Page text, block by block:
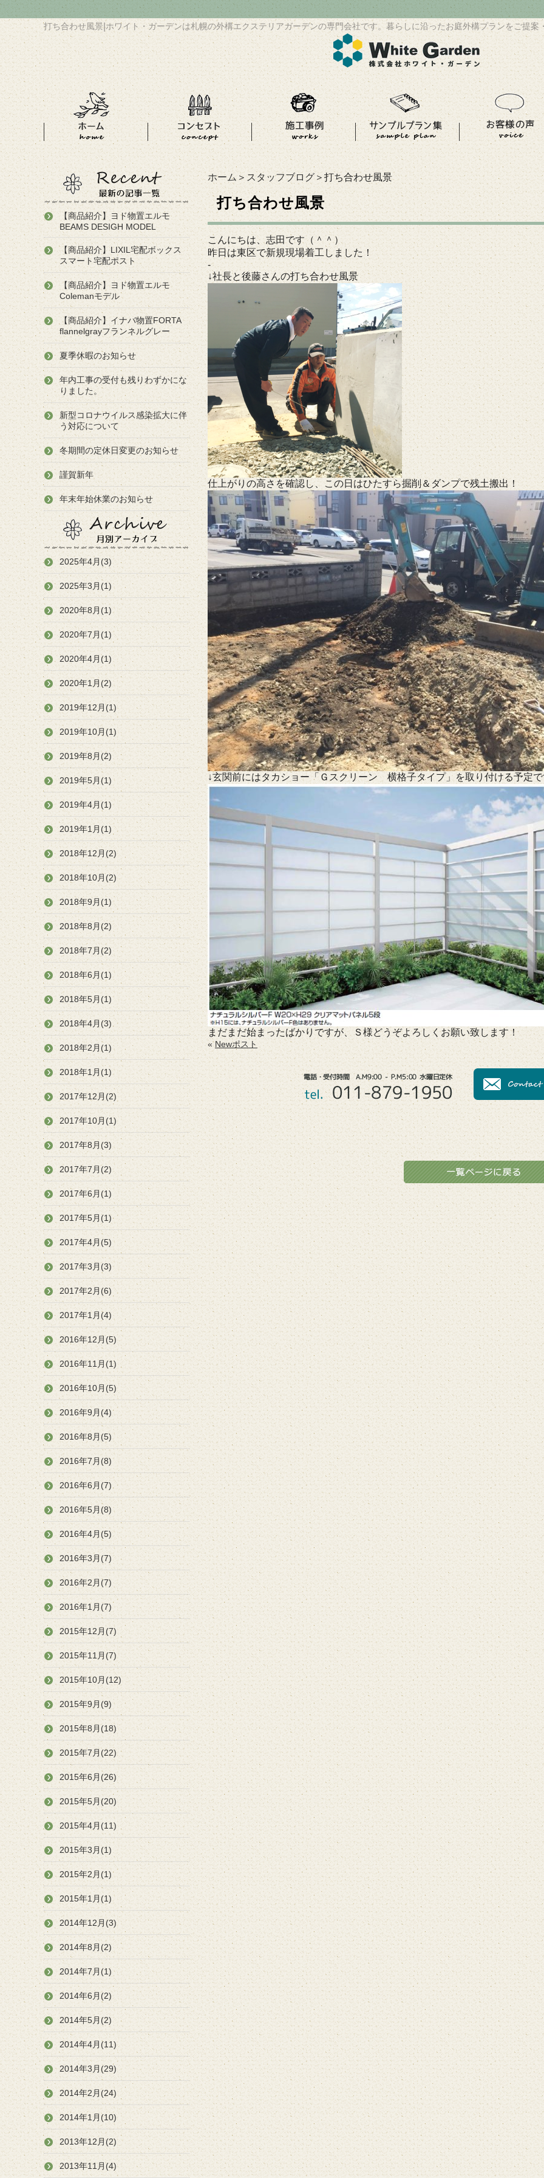
打ち合わせ風景|ホワイト・ガーデンは札幌の外構エクステリアガーデンの専門会社です。暮らしに沿ったお庭外構プランをご提案
ホーム＞ スタッフブログ＞打ち合わせ風景
打ち合わせ風景
こんにちは、志田です（＾＾）
昨日は東区で新規現場着工しました！
-
↓社長と後藤さんの打ち合わせ風景
仕上がりの高さを確認し、この日はひたすら掘削＆ダンプで残土搬出！
↓玄関前にはタカショー「Ｇスクリーン 横格子タイプ」を取り付ける予定
まだまだ始まったばかりですが、Ｓ様どうぞよろしくお願い致します！
«Newポスト
【商品紹介】ヨド物置エルモ
BEAMS DESIGH MODEL
【商品紹介】LIXIL宅配ボックス
スマート宅配ポスト
【商品紹介】ヨド物置エルモ
Colemanモデル
【商品紹介】イナバ物置FORTA
flannelgrayフランネルグレー
夏季休暇のお知らせ
年内工事の受付も残りわずかにな
りました。
新型コロナウイルス感染拡大に伴
う対応について
冬期間の定休日変更のお知らせ
謹賀新年
年末年始休業のお知らせ
2025年4月(3)
2025年3月(1)
2020年8月(1)
2020年7月(1)
2020年4月(1)
2020年1月(2)
2019年12月(1)
2019年10月(1)
2019年8月(2)
2019年5月(1)
2019年4月(1)
2019年1月(1)
2018年12月(2)
2018年10月(2)
2018年9月(1)
2018年8月(2)
2018年7月(2)
2018年6月(1)
2018年5月(1)
2018年4月(3)
2018年2月(1)
2018年1月(1)
2017年12月(2)
2017年10月(1)
2017年8月(3)
2017年7月(2)
2017年6月(1)
2017年5月(1)
2017年4月(5)
2017年3月(3)
2017年2月(6)
2017年1月(4)
2016年12月(5)
2016年11月(1)
2016年10月(5)
2016年9月(4)
2016年8月(5)
2016年7月(8)
2016年6月(7)
2016年5月(8)
2016年4月(5)
2016年3月(7)
2016年2月(7)
2016年1月(7)
2015年12月(7)
2015年11月(7)
2015年10月(12)
2015年9月(9)
2015年8月(18)
2015年7月(22)
2015年6月(26)
2015年5月(20)
2015年4月(11)
2015年3月(1)
2015年2月(1)
2015年1月(1)
2014年12月(3)
2014年8月(2)
2014年7月(1)
2014年6月(2)
2014年5月(2)
2014年4月(11)
2014年3月(29)
2014年2月(24)
2014年1月(10)
2013年12月(2)
2013年11月(4)